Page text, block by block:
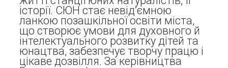
історії. СЮН стає невід’ємною
ланкою позашкільної освіти міста,
що створює умови для духовного й
інтелектуального розвитку дітей та
юнацтва, забезпечує творчу працю і
цікаве дозвілля. За керівництва